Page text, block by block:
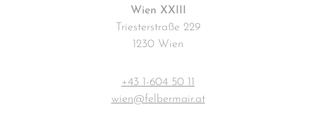
Wien XXIII
Triesterstraße 229
1230 Wien
+43 1-604 50 11
wien@felbermair.at